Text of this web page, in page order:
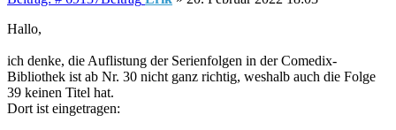
Hallo,
ich denke, die Auflistung der Serienfolgen in der Comedix-
Bibliothek ist ab Nr. 30 nicht ganz richtig, weshalb auch die Folge
39 keinen Titel hat.
Dort ist eingetragen: